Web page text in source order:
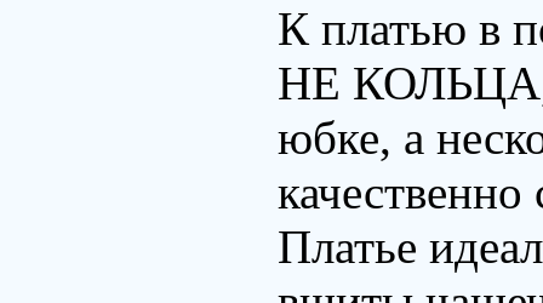
К платью в
НЕ КОЛЬЦА,
юбке, а
качественно
Платье